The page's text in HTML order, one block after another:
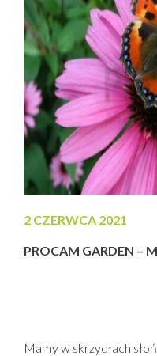
2 CZERWCA 2021
PROCAM GARDEN –
Mamy w skrzydłach